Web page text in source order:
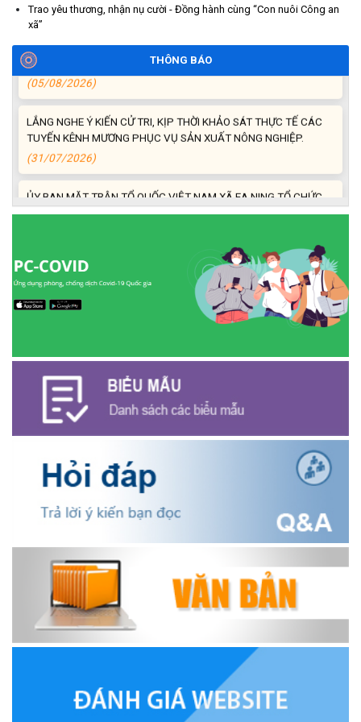
Trao yêu thương, nhận nụ cười - Đồng hành cùng “Con nuôi Công an
xã”
THÔNG BÁO
UBND XÃ EA NING TỔ CHỨC HỘI NGHỊ TRIỂN KHAI NGHỊ QUYẾT
31/7/2026 CỦA CHÍNH PHỦ.
(05/08/2026)
LẮNG NGHE Ý KIẾN CỬ TRI, KỊP THỜI KHẢO SÁT THỰC TẾ CÁC
TUYẾN KÊNH MƯƠNG PHỤC VỤ SẢN XUẤT NÔNG NGHIỆP.
(31/07/2026)
ỦY BAN MẶT TRẬN TỔ QUỐC VIỆT NAM XÃ EA NING TỔ CHỨC
HỘI NGHỊ GIÁM SÁT VỀ CÔNG TÁC RÀ SOÁT HỘ NGHÈO, HỘ
CẬN NGHÈO NĂM 2025.
KỲ HỌP CHUYÊN ĐỀ LẦN THỨ NHẤT HỘI ĐỒNG NHÂN DÂN XÃ
EA NING KHÓA V NHIỆM KỲ 2026 – 2031.
(30/07/2026)
HỘI NGHỊ LẦN THỨ BA BAN CHẤP HÀNH TRUNG ƯƠNG ĐẢNG
KHÓA XIV.
(29/07/2026)
UBND XÃ EA NING TỔ CHỨC HỌP TRIỂN KHAI KHÁM SỨC KHỎE
ĐỊNH KỲ, KHÁM SÀNG LỌC CHO NGƯỜI DÂN TRÊN ĐỊA BÀN XÃ
GIAI ĐOẠN 2026-2031.
(29/07/2026)
ĐẢNG BỘ UBND XÃ EA NING TỔ CHỨC HỘI NGHỊ SƠ KẾT CÔNG
TÁC 6 THÁNG ĐẦU NĂM VÀ TRIỂN KHAI PHƯƠNG HƯỚNG,
NHIỆM VỤ 6 THÁNG CUỐI NĂM 2026.
(29/07/2026)
ĐẢNG ỦY – HĐND – UBND - ỦY BAN MTTQVN XÃ EA NING TỔ